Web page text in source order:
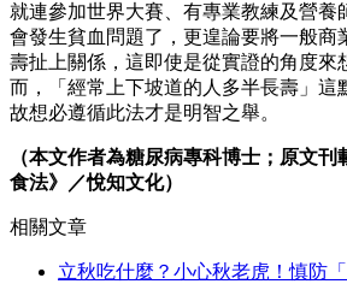
就連參加世界大賽、有專業教練及營養
會發生貧血問題了，更遑論要將一般商
壽扯上關係，這即使是從實證的角度來
而，「經常上下坡道的人多半長壽」這
故想必遵循此法才是明智之舉。
（本文作者為糖尿病專科博士；原文
食法》／悅知文化）
相關文章
立秋吃什麼？小心秋老虎！慎防